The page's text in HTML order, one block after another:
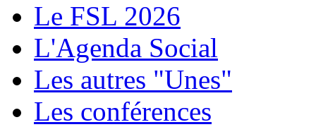
Le FSL 2026
L'Agenda Social
Les autres "Unes"
Les conférences